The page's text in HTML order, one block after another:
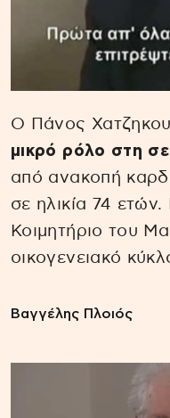
Ο Πάνος
μικρό ρόλο στη
από ανακοπή
σε ηλικία 74
Κοιμητήριο του
οικογενειακό
Βαγγέλης Πλοιός